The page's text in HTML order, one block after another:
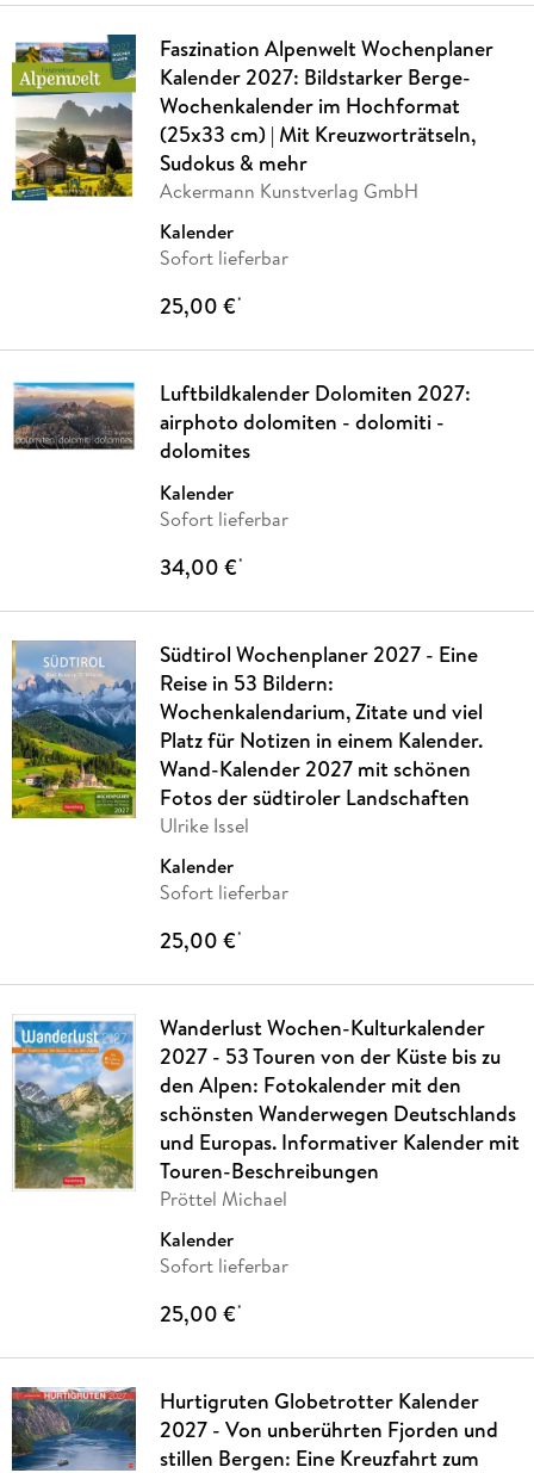
Faszination Alpenwelt Wochenplaner
Kalender 2027: Bildstarker Berge-
Wochenkalender im Hochformat
(25x33 cm) | Mit Kreuzworträtseln,
Sudokus & mehr
Ackermann Kunstverlag GmbH
Kalender
Sofort lieferbar
25,00 €*
Luftbildkalender Dolomiten 2027:
airphoto dolomiten - dolomiti -
dolomites
Kalender
Sofort lieferbar
34,00 €*
Südtirol Wochenplaner 2027 - Eine
Reise in 53 Bildern:
Wochenkalendarium, Zitate und viel
Platz für Notizen in einem Kalender.
Wand-Kalender 2027 mit schönen
Fotos der südtiroler Landschaften
Ulrike Issel
Kalender
Sofort lieferbar
25,00 €*
Wanderlust Wochen-Kulturkalender
2027 - 53 Touren von der Küste bis zu
den Alpen: Fotokalender mit den
schönsten Wanderwegen Deutschlands
und Europas. Informativer Kalender mit
Touren-Beschreibungen
Pröttel Michael
Kalender
Sofort lieferbar
25,00 €*
Hurtigruten Globetrotter Kalender
2027 - Von unberührten Fjorden und
stillen Bergen: Eine Kreuzfahrt zum